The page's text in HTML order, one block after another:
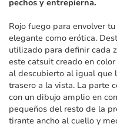
imágenes
de
pechos y entrepierna.
Rojo fuego para envolver
elegante como erótica.
utilizado para definir cada
este catsuit creado en
al descubierto al igual que
trasero a la vista. La parte
con un dibujo amplio en
pequeños del resto de la
tirante ancho al cuello y